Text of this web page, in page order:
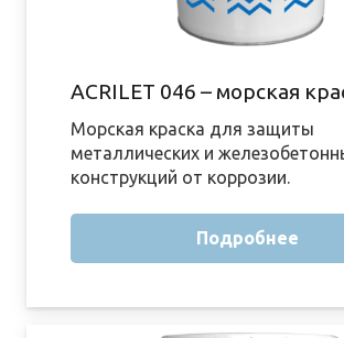
ACRILET 046 – морская
Морская краска для защиты
металлических и
конструкций от коррозии.
Подробнее